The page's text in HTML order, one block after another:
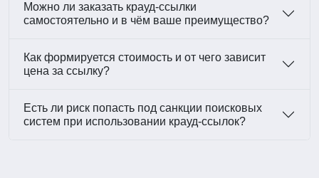
Можно ли заказать крауд-ссылки
самостоятельно и в чём ваше преимущество?
Как формируется стоимость и от чего зависит
цена за ссылку?
Есть ли риск попасть под санкции поисковых
систем при использовании крауд-ссылок?